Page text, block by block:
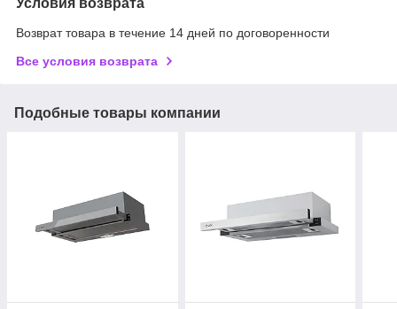
Возврат товара в течение 14 дней по договоренности
Все условия возврата
Подобные товары компании